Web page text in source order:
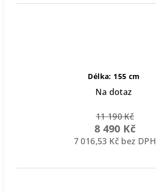
Délka: 155 cm
Na dotaz
11 190 Kč
8 490 Kč
7 016,53 Kč bez DPH